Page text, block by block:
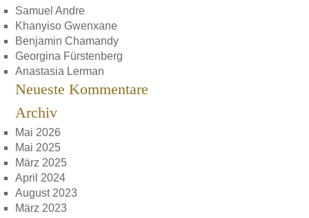
Samuel Andre
Khanyiso Gwenxane
Benjamin Chamandy
Georgina Fürstenberg
Anastasia Lerman
Neueste Kommentare
Archiv
Mai 2026
Mai 2025
März 2025
April 2024
August 2023
März 2023